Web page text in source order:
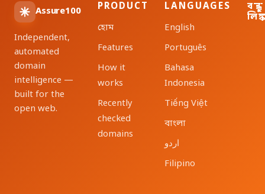
Assure100
Independent,
automated
domain
intelligence —
built for the
open web.
PRODUCT
হোম
Features
How it
works
Recently
checked
domains
LANGUAGES
English
Português
Bahasa
Indonesia
Tiếng Việt
বাংলা
اردو
Filipino
বন্ধু